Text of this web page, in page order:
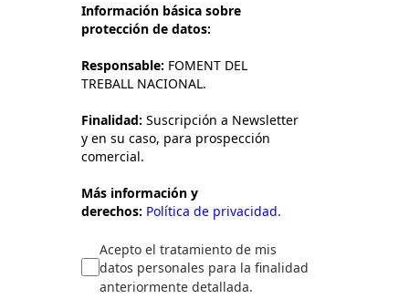
Información básica sobre
protección de datos:
Responsable: FOMENT DEL
TREBALL NACIONAL.
Finalidad: Suscripción a Newsletter
y en su caso, para prospección
comercial.
Más información y
derechos: Política de privacidad.
Acepto el tratamiento de mis
datos personales para la finalidad
anteriormente detallada.